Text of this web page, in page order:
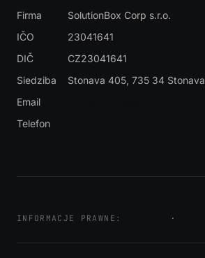
Firma
SolutionBox Corp s.r.o.
IČO
23041641
DIČ
CZ23041641
Siedziba
Stonava 405, 735 34 Stonava
Email
Telefon
INFORMACJE PRAWNE: ·